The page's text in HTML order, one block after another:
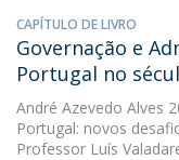
CAPÍTULO DE LIVRO
Governação e
Portugal no
André Azevedo Alves
Portugal: novos
Professor Luís